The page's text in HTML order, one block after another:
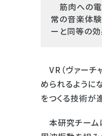
筋肉への電
常の音楽体
ーと同等の
VR（ヴァーチ
められるように
をつくる技術が
本研究チーム